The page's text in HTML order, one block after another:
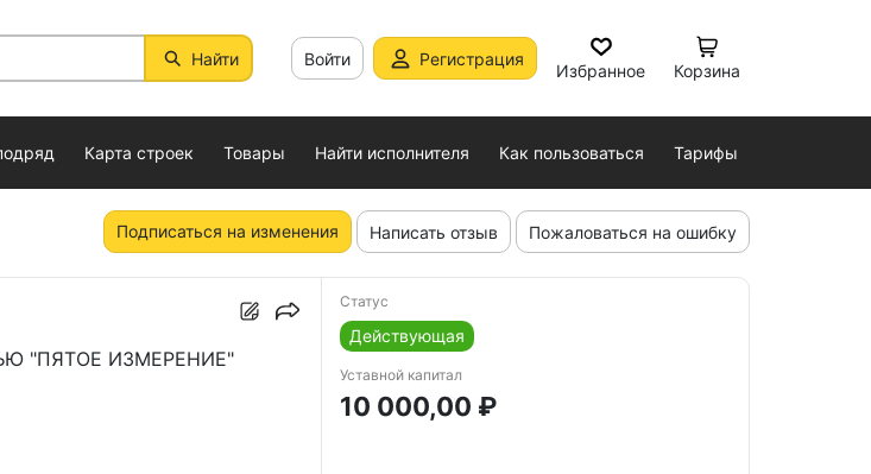
Найти Войти Регистрация
Избранное Корзина
Карта строек Товары Найти исполнителя Как пользоваться Тарифы
Подписаться на изменения Написать отзыв Пожаловаться на ошибку
"ПЯТОЕ ИЗМЕРЕНИЕ"
Статус
Действующая
Уставной капитал
10 000,00 ₽